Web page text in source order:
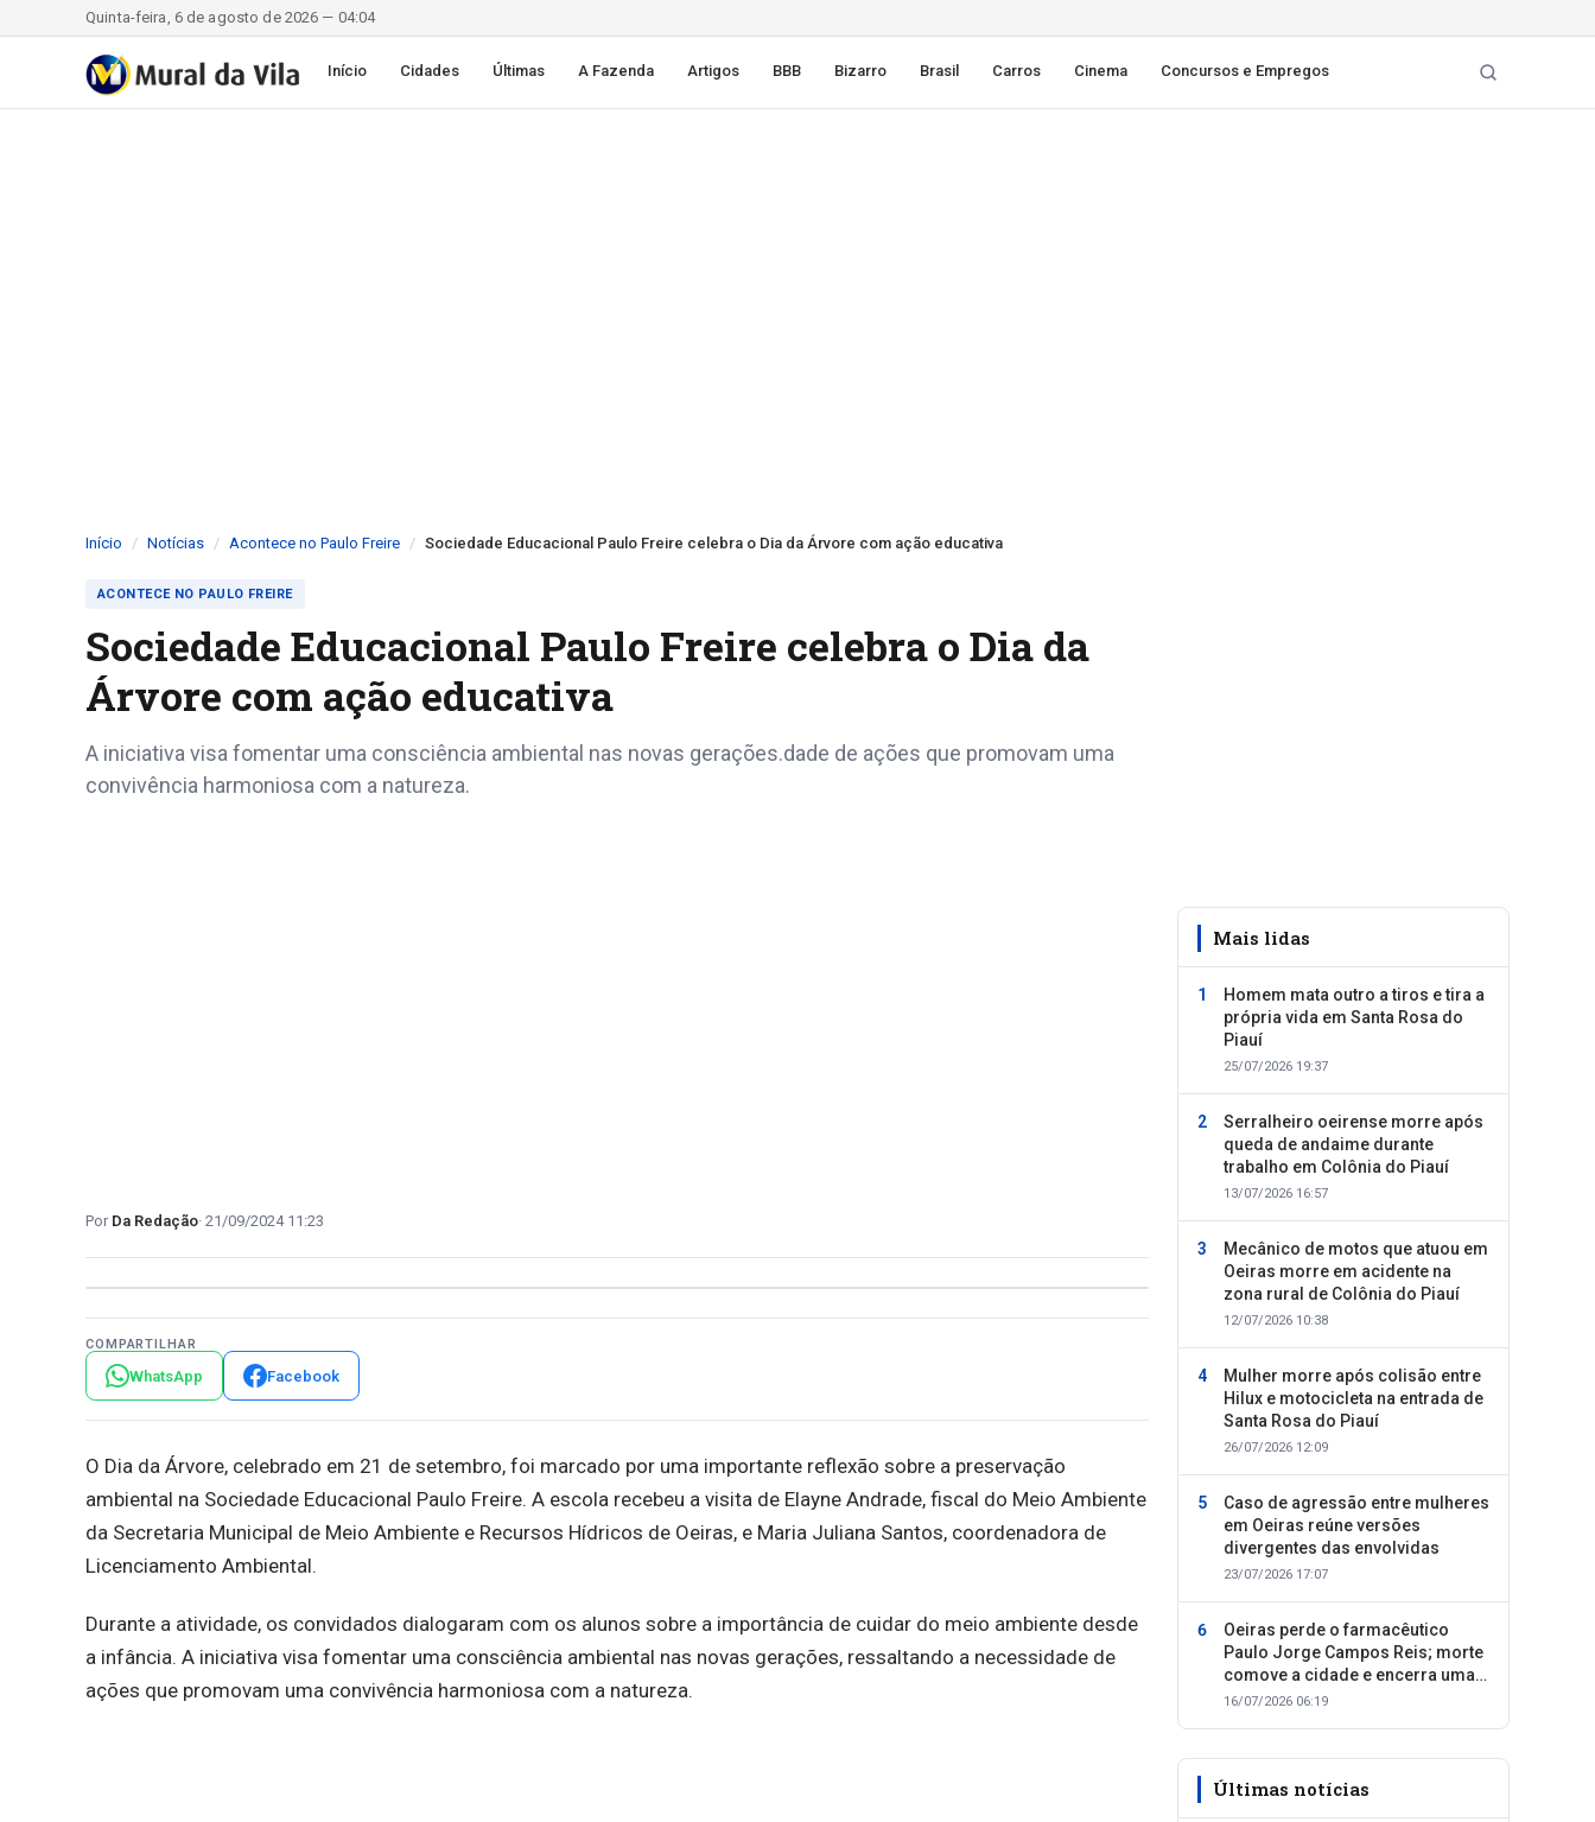
Quinta-feira, 6 de agosto de 2026 — 04:04
Início Cidades Últimas A Fazenda Artigos BBB Bizarro Brasil Carros Cinema Concursos e Empregos
Início Notícias Acontece no Paulo Freire Sociedade Educacional Paulo Freire celebra o Dia da Árvore com ação educativa
ACONTECE NO PAULO FREIRE
Sociedade Educacional Paulo Freire celebra o Dia da
Árvore com ação educativa
A iniciativa visa fomentar uma consciência ambiental nas novas gerações.dade de ações que promovam uma
convivência harmoniosa com a natureza.
Da Redação 21/09/2024 11:23
COMPARTILHAR
WhatsApp Facebook
O Dia da Árvore, celebrado em 21 de setembro, foi marcado por uma importante reflexão sobre a preservação
ambiental na Sociedade Educacional Paulo Freire. A escola recebeu a visita de Elayne Andrade, fiscal do Meio Ambiente
da Secretaria Municipal de Meio Ambiente e Recursos Hídricos de Oeiras, e Maria Juliana Santos, coordenadora de
Licenciamento Ambiental.
Durante a atividade, os convidados dialogaram com os alunos sobre a importância de cuidar do meio ambiente desde
a infância. A iniciativa visa fomentar uma consciência ambiental nas novas gerações, ressaltando a necessidade de
ações que promovam uma convivência harmoniosa com a natureza.
Mais lidas
Homem mata outro a tiros e tira a
própria vida em Santa Rosa do
Piauí
25/07/2026 19:37
Serralheiro oeirense morre após
queda de andaime durante
trabalho em Colônia do Piauí
13/07/2026 16:57
Mecânico de motos que atuou em
Oeiras morre em acidente na
zona rural de Colônia do Piauí
12/07/2026 10:38
Mulher morre após colisão entre
Hilux e motocicleta na entrada de
Santa Rosa do Piauí
26/07/2026 12:09
Caso de agressão entre mulheres
em Oeiras reúne versões
divergentes das envolvidas
23/07/2026 17:07
Oeiras perde o farmacêutico
Paulo Jorge Campos Reis; morte
comove a cidade e encerra uma
trajetória dedicada ao cuidado
16/07/2026 06:19
Últimas notícias